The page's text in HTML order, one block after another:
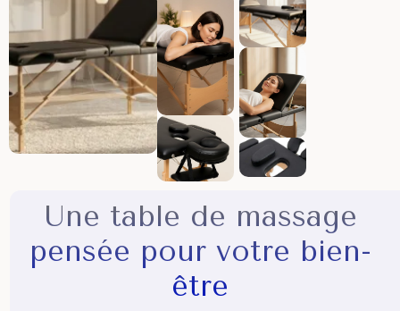
Une table de massage
pensée pour votre bien-
être